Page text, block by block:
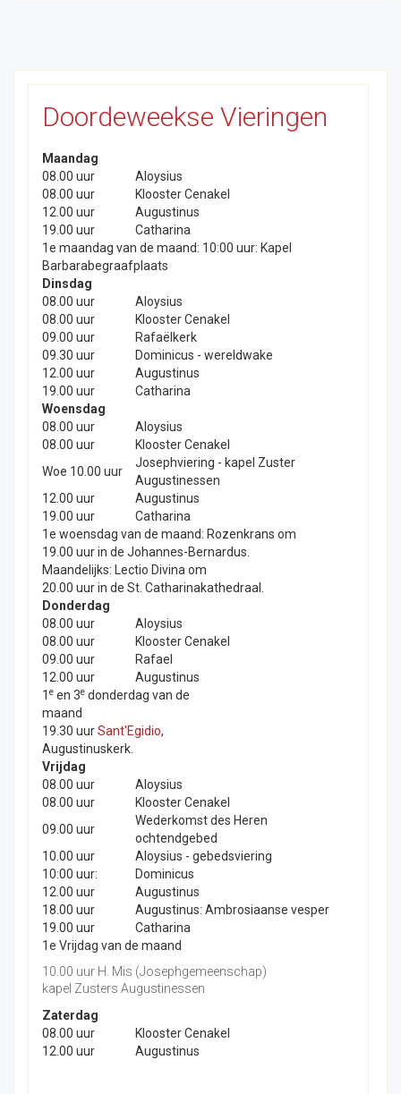
Doordeweekse Vieringen
Maandag
08.00 uur
Aloysius
08.00 uur
Klooster Cenakel
12.00 uur
Augustinus
19.00 uur
Catharina
1e maandag van de maand: 10:00 uur: Kapel
Barbarabegraafplaats
Dinsdag
08.00 uur
Aloysius
08.00 uur
Klooster Cenakel
09.00 uur
Rafaëlkerk
09.30 uur
Dominicus - wereldwake
12.00 uur
Augustinus
19.00 uur
Catharina
Woensdag
08.00 uur
Aloysius
08.00 uur
Klooster Cenakel
Woe 10.00 uur
Josephviering - kapel Zuster
Augustinessen
12.00 uur
Augustinus
19.00 uur
Catharina
1e woensdag van de maand: Rozenkrans om
19.00 uur in de Johannes-Bernardus.
Maandelijks: Lectio Divina om
20.00 uur in de St. Catharinakathedraal.
Donderdag
08.00 uur
Aloysius
08.00 uur
Klooster Cenakel
09.00 uur
Rafael
12.00 uur
Augustinus
1 e en 3e donderdag van de
maand
19.30 uurSant'Egidio,
Augustinuskerk.
Vrijdag
08.00 uur
Aloysius
08.00 uur
Klooster Cenakel
09.00 uur
Wederkomst des Heren
ochtendgebed
10.00 uur
Aloysius - gebedsviering
10:00 uur:
Dominicus
12.00 uur
Augustinus
18.00 uur
Augustinus: Ambrosiaanse vesper
19.00 uur
Catharina
1e Vrijdag van de maand
10.00 uur H. Mis (Josephgemeenschap)
kapel Zusters Augustinessen
Zaterdag
08.00 uur
Klooster Cenakel
12.00 uur
Augustinus